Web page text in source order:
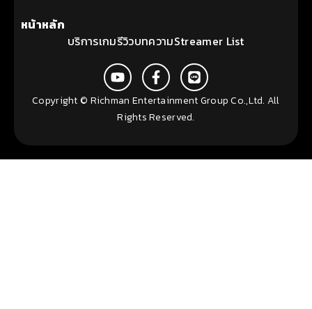
หน้าหลัก
บริการเกมรีวิวบทความStreamer List
Copyright © Richman Entertainment Group Co.,Ltd. All
Rights Reserved.